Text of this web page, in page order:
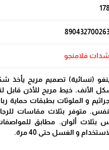
فلامنجو
(نسائية) تصميم مريح يأخذ
الأنف. خيط مريح للأذن قابل
و الملوثات بطبقات حماية
متوفر بثلاث مقاسات
بثلاث ألوان. مطابق
و الغسل حتى 40 مرة.